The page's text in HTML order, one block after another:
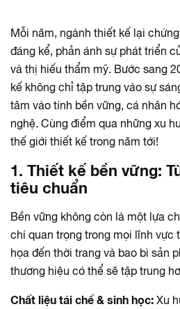
Mỗi năm, ngành thiết kế lại
đáng kể, phản ánh sự phát triển
và thị hiếu thẩm mỹ. Bước sang
kế không chỉ tập trung vào sự
tâm vào tính bền vững, cá nhân
nghệ. Cùng điểm qua những xu
thế giới thiết kế trong năm tới!
1. Thiết kế bền vững:
tiêu chuẩn
Bền vững không còn là một lựa
chí quan trọng trong mọi lĩnh vực
họa đến thời trang và bao bì sản
thương hiệu có thể sẽ tập trung
Chất liệu tái chế & sinh học:Xu